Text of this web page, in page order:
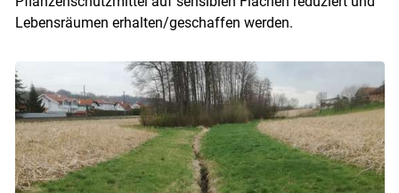
Lebensräumen erhalten/geschaffen werden.